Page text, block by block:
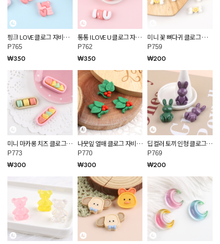
핑크 LOVE 클로그 자비츠
만들기 P765
P765
₩350
통통 I LOVE U 클로그 자비
츠 만들기 P762
P762
₩350
미니 꽃 뼈다귀 클로그 자
비츠 만들기 P759
P759
₩200
미니 마카롱 치즈 클로그
자비츠 만들기 P773
P773
₩300
나뭇잎 열매 클로그 자비츠
만들기 P770
P770
₩300
딥컬러 토끼 인형 클로그
자비츠 만들기 P769
P769
₩200